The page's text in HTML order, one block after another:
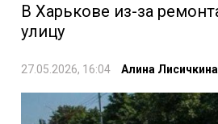
В Харькове из-за
улицу
27.05.2026, 16:04 Алина Лисичкина